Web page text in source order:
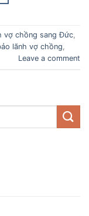
vợ chồng sang Đức,
lãnh vợ chồng,
Leave a comment